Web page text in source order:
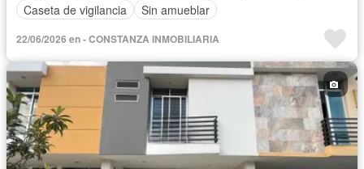
Caseta de vigilancia
Sin amueblar
22/06/2026 en - CONSTANZA INMOBILIARIA